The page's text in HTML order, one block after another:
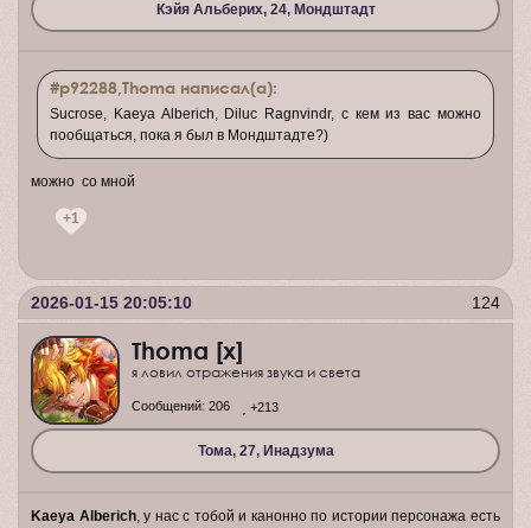
Кэйя Альберих, 24, Мондштадт
#p92288,Thoma написал(а):
Sucrose, Kaeya Alberich, Diluc Ragnvindr, с кем из вас можно
пообщаться, пока я был в Мондштадте?)
можно со мной
+1
124
2026-01-15 20:05:10
Thoma [x]
я ловил отражения звука и света
Тома, 27, Инадзума
Сообщений: 206 +213
Kaeya Alberich, у нас с тобой и канонно по истории персонажа есть